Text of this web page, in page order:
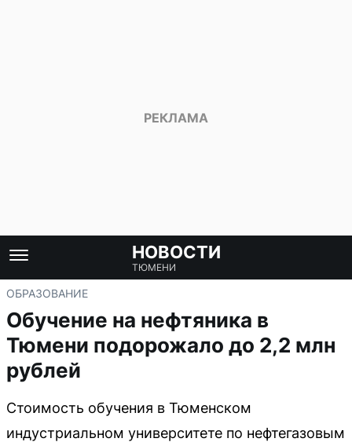
НОВОСТИ
ТЮМЕНИ
ОБРАЗОВАНИЕ
Обучение на нефтяника в
Тюмени подорожало до 2,2 млн
рублей
Стоимость обучения в Тюменском
индустриальном университете по нефтегазовым